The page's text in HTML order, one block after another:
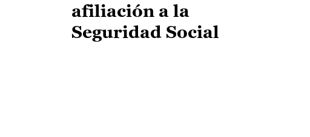
afiliación a la
Seguridad Social